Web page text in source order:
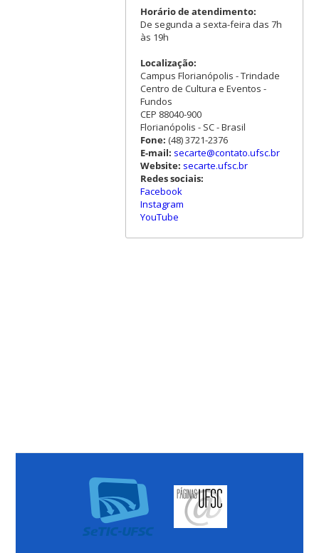
Horário de atendimento:
De segunda a sexta-feira das 7h
às 19h
Localização:
Campus Florianópolis - Trindade
Centro de Cultura e Eventos -
Fundos
CEP 88040-900
Florianópolis - SC - Brasil
Fone: (48) 3721-2376
E-mail: secarte@contato.ufsc.br
Website: secarte.ufsc.br
Redes sociais:
Facebook
Instagram
YouTube